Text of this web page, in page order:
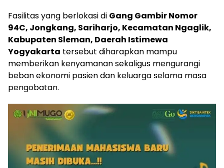
Fasilitas yang berlokasi di Gang Gambir Nomor
94C, Jongkang, Sariharjo, Kecamatan Ngaglik,
Kabupaten Sleman, Daerah Istimewa
Yogyakarta tersebut diharapkan mampu
memberikan kenyamanan sekaligus mengurangi
beban ekonomi pasien dan keluarga selama masa
pengobatan.